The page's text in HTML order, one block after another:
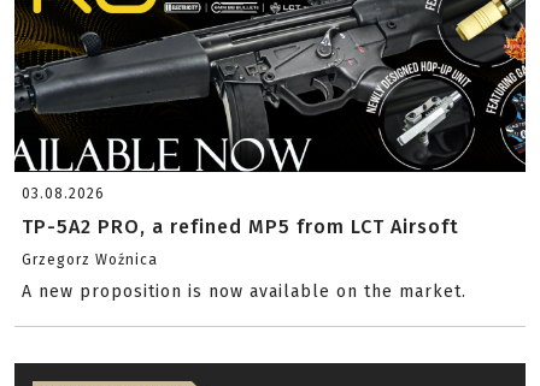
03.08.2026
TP-5A2 PRO, a refined MP5 from LCT Airsoft
Grzegorz Woźnica
A new proposition is now available on the market.